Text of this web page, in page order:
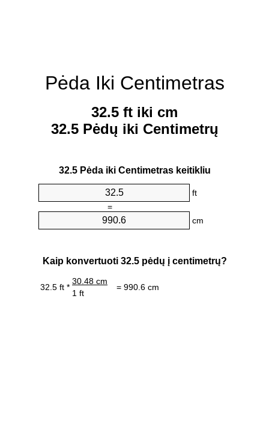
Pėda Iki Centimetras
32.5 ft iki cm
32.5 Pėdų iki Centimetrų
32.5 Pėda iki Centimetras keitikliu
ft
=
cm
Kaip konvertuoti 32.5 pėdų į centimetrų?
32.5 ft *
30.48 cm
= 990.6 cm
1 ft